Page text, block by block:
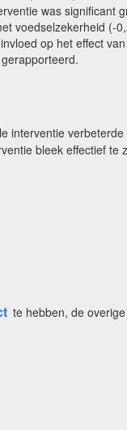
was
voedselzekerheid (-
op het effect
interventie
bleek effectief
te hebben, de